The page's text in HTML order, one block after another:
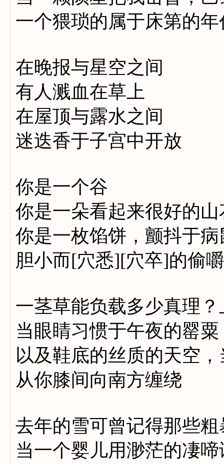
一个猥琐的属于床第的年
在晚报与星空之间
有人溅血在草上
在屋顶与露水之间
迷迭香于子宫中开放
你是一个谷
你是一朵看起来很好的山
你是一枚馅饼，颤抖于病
胆小而[穴悉][穴卒]的偷
一茎草能负载多少真理？
当眼睛习惯于午夜的罂粟
以及鞋底的丝质的天空
从你膝间向南方缠绕
去年的雪可曾记得那些
当一个婴儿用渺茫的凄